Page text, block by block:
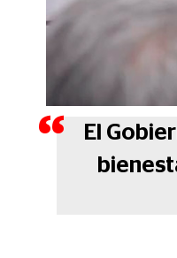
El